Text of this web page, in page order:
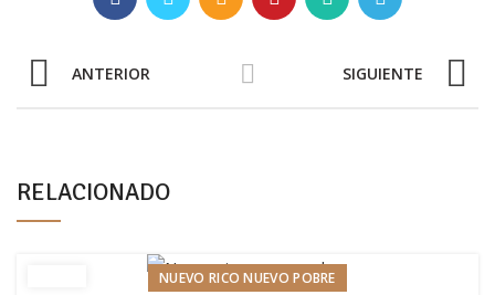
ANTERIOR SIGUIENTE
RELACIONADO
NUEVO RICO NUEVO POBRE